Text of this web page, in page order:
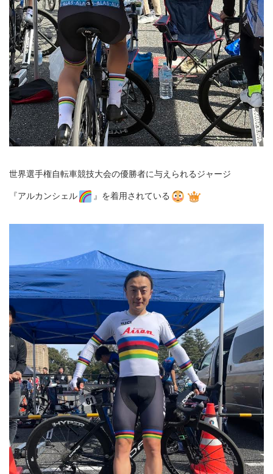
世界選手権自転車競技大会の優勝者に与えられるジャージ
『アルカンシェル 』を着用されている